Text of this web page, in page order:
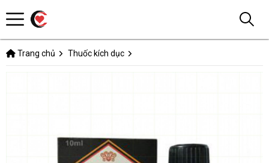
Trang chủ Thuốc kích dục